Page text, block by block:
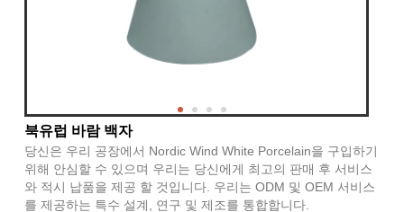
북유럽 바람 백자
당신은 우리 공장에서 Nordic Wind White Porcelain을 구입하기
위해 안심할 수 있으며 우리는 당신에게 최고의 판매 후 서비스
와 적시 납품을 제공 할 것입니다. 우리는 ODM 및 OEM 서비스
를 제공하는 특수 설계, 연구 및 제조를 통합합니다.